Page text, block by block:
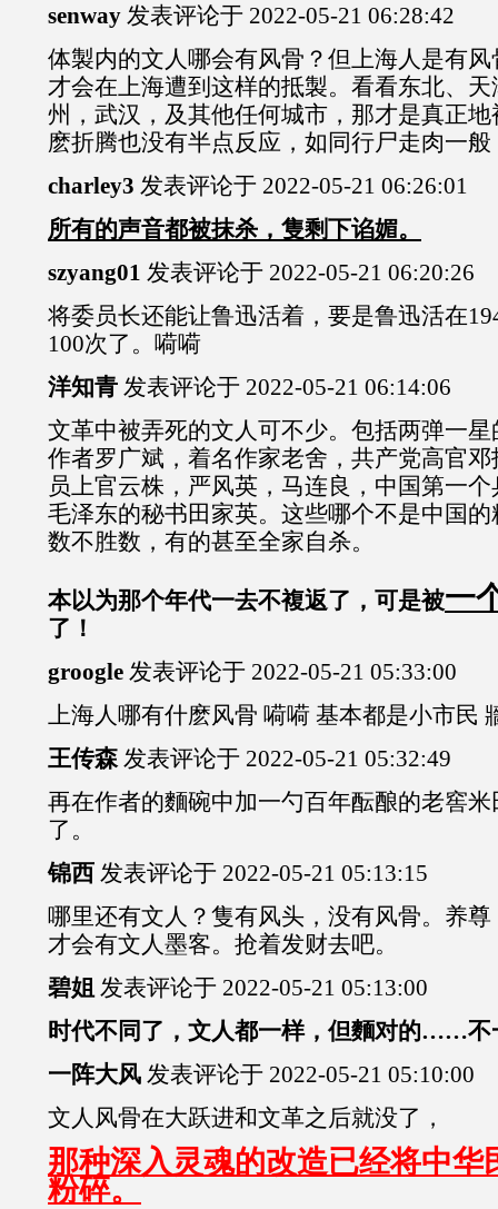
senway 发表评论于 2022-05-21 06:28:42
体製内的文人哪会有风骨？但上海人是有
才会在上海遭到这样的抵製。看看东北、
州，武汉，及其他任何城市，那才是真正
麽折腾也没有半点反应，如同行尸走肉一般
charley3 发表评论于 2022-05-21 06:26:01
所有的声音都被抹杀，隻剩下谄媚。
szyang01 发表评论于 2022-05-21 06:20:26
将委员长还能让鲁迅活着，要是鲁迅活在
100次了。嗬嗬
洋知青 发表评论于 2022-05-21 06:14:06
文革中被弄死的文人可不少。包括两弹一
作者罗广斌，着名作家老舍，共产党高官
员上官云株，严风英，马连良，中国第一
毛泽东的秘书田家英。这些哪个不是中国
数不胜数，有的甚至全家自杀。
本以为那个年代一去不複返了，可是被一
了！
groogle 发表评论于 2022-05-21 05:33:00
上海人哪有什麽风骨 嗬嗬 基本都是小市民
王传森发表评论于 2022-05-21 05:32:49
再在作者的麵碗中加一勺百年酝酿的老窖
了。
锦西 发表评论于 2022-05-21 05:13:15
哪里还有文人？隻有风头，没有风骨。养
才会有文人墨客。抢着发财去吧。
碧姐 发表评论于 2022-05-21 05:13:00
时代不同了，文人都一样，但麵对的……不
一阵大风 发表评论于 2022-05-21 05:10:00
文人风骨在大跃进和文革之后就没了，
那种深入灵魂的改造已经将中华
粉碎。